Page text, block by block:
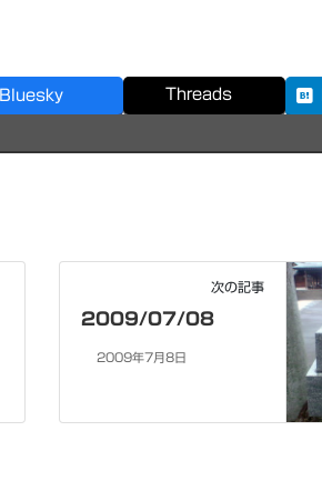
Bluesky Threads
次の記事
2009/07/08
2009年7月8日